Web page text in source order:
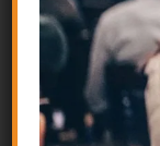
System –
einem